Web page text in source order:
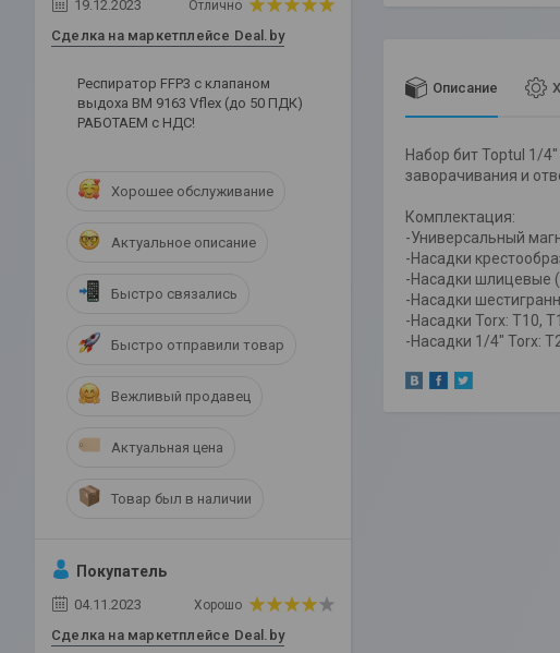
Описание
Набор бит Toptul 1/
заворачивания и
Комплектация:
-Универсальный
-Насадки
-Насадки шлицевые
-Насадки
-Насадки Torx: Т10,
-Насадки 1/4" Torx:
19.12.2023 Отлично
Сделка на маркетплейсе Deal.by
Респиратор FFP3 c клапаном
выдоха ВМ 9163 Vflex (до 50 ПДК)
РАБОТАЕМ с НДС!
Хорошее обслуживание
Актуальное описание
Быстро связались
Быстро отправили товар
Вежливый продавец
Актуальная цена
Товар был в наличии
Покупатель
04.11.2023 Хорошо
Сделка на маркетплейсе Deal.by